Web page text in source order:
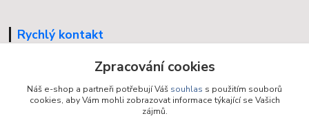
Rychlý kontakt
info@grandax.cz
Zpracování cookies
Náš e-shop a partneři potřebují Váš souhlas s použitím souborů
cookies, aby Vám mohli zobrazovat informace týkající se Vašich
zájmů.